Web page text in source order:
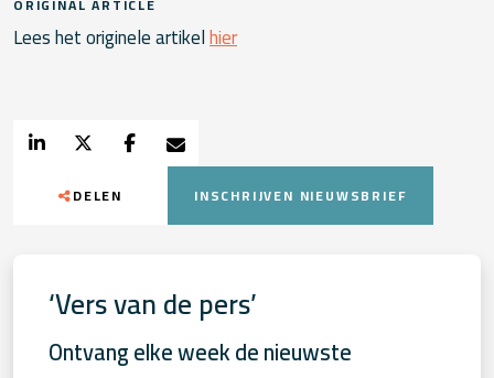
ORIGINAL ARTICLE
Lees het originele artikelhier
DELEN INSCHRIJVEN NIEUWSBRIEF
‘Vers van de pers’
Ontvang elke week de nieuwste